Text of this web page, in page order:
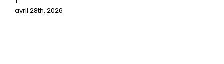
avril 28th, 2026